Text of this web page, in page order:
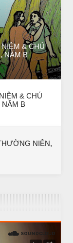
& CHÚ
NĂM B
& CHÚ
NĂM B
NIÊN,